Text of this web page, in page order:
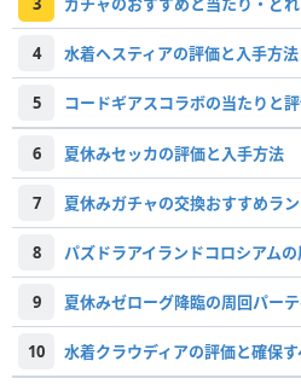
4 水着ヘスティアの評価と入手方法
5 コードギアスコラボの当たりと
6 夏休みセッカの評価と入手方法
7 夏休みガチャの交換おすすめラ
8
9 夏休みゼローグ降臨の周回パー
10 水着クラウディアの評価と確保